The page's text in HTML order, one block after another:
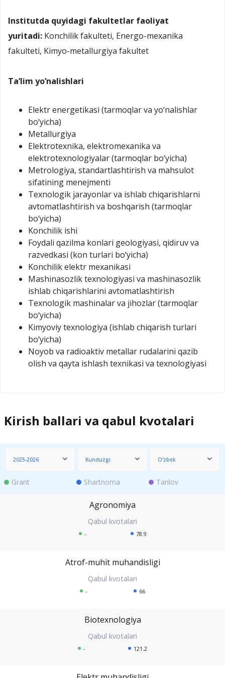
Institutda quyidagi fakultetlar faoliyat
yuritadi: Konchilik fakulteti, Energo-mexanika
fakulteti, Kimyo-metallurgiya fakultet
Ta’lim yo’nalishlari
Elektr energetikasi (tarmoqlar va yo‘nalishlar
bo‘yicha)
Metallurgiya
Elektrotexnika, elektromexanika va
elektrotexnologiyalar (tarmoqlar bo‘yicha)
Metrologiya, standartlashtirish va mahsulot
sifatining menejmenti
Texnologik jarayonlar va ishlab chiqarishlarni
avtomatlashtirish va boshqarish (tarmoqlar
bo‘yicha)
Konchilik ishi
Foydali qazilma konlari geologiyasi, qidiruv va
razvedkasi (kon turlari bo‘yicha)
Konchilik elektr mexanikasi
Mashinasozlik texnologiyasi va mashinasozlik
ishlab chiqarishlarini avtomatlashtirish
Texnologik mashinalar va jihozlar (tarmoqlar
bo‘yicha)
Kimyoviy texnologiya (ishlab chiqarish turlari
bo‘yicha)
Noyob va radioaktiv metallar rudalarini qazib
olish va qayta ishlash texnikasi va texnologiyasi
Kirish ballari va qabul kvotalari
2025-2026 Kunduzgi O‘zbek
Grant Shartnoma Tanlov
Agronomiya
- 78.9
Atrof-muhit muhandisligi
- 66
Biotexnologiya
- 121.2